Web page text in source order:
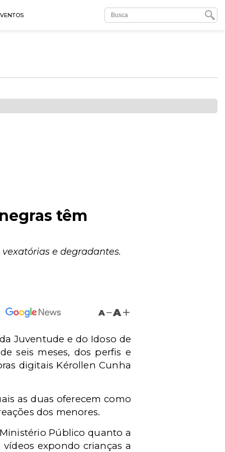
têm
e degradantes.
A A
Juventude e do Idoso de
seis meses, dos perfis e
digitais Kérollen Cunha
as duas oferecem como
dos menores.
Público quanto a
expondo crianças a